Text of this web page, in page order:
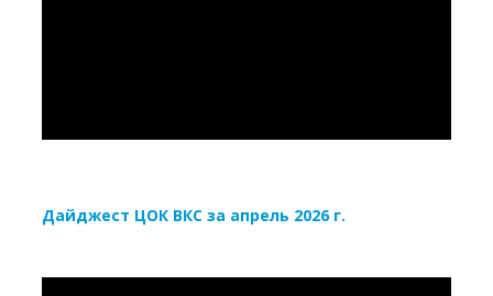
Дайджест ЦОК ВКС за апрель 2026 г.